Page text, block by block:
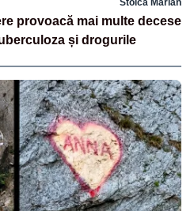
Stoica Marian
provoacă mai multe decese
și drogurile